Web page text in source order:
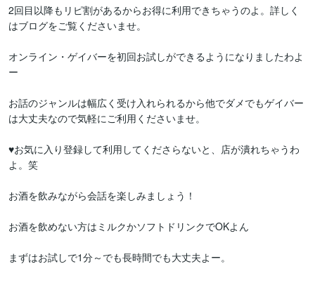
2回目以降もリピ割があるからお得に利用できちゃうのよ。詳しく
はブログをご覧くださいませ。
オンライン・ゲイバーを初回お試しができるようになりましたわよ
ー
お話のジャンルは幅広く受け入れられるから他でダメでもゲイバー
は大丈夫なので気軽にご利用くださいませ。
♥お気に入り登録して利用してくださらないと、店が潰れちゃうわ
よ。笑
お酒を飲みながら会話を楽しみましょう！
お酒を飲めない方はミルクかソフトドリンクでOKよん
まずはお試しで1分～でも長時間でも大丈夫よー。